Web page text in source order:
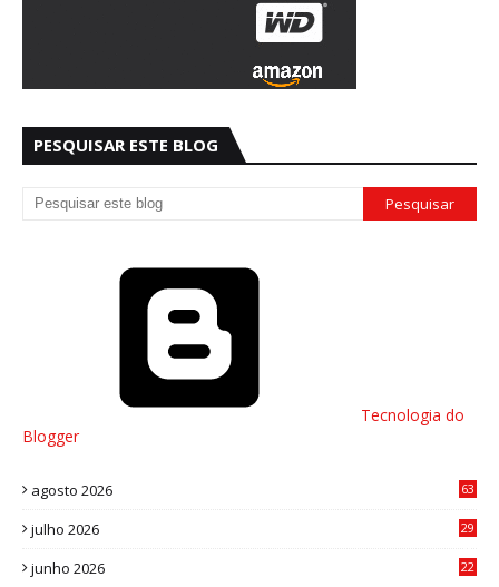
PESQUISAR ESTE BLOG
Tecnologia do
Blogger
agosto 2026 63
julho 2026
29
junho 2026
22